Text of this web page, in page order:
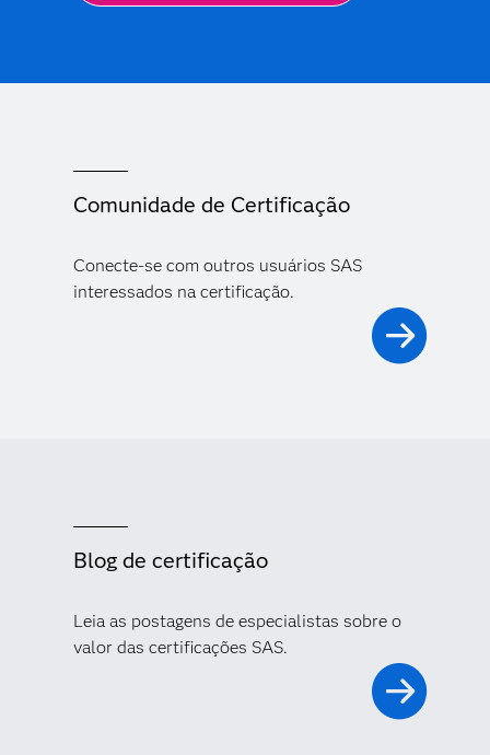
Comunidade de Certificação
Conecte-se com outros usuários SAS
interessados na certificação.
Blog de certificação
Leia as postagens de especialistas sobre o
valor das certificações SAS.